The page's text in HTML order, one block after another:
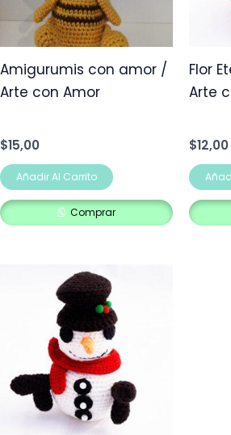
Amigurumis con amor /
Arte con Amor
$15,00
Añadir Al Carrito
Comprar
Flor
Arte
$12,00